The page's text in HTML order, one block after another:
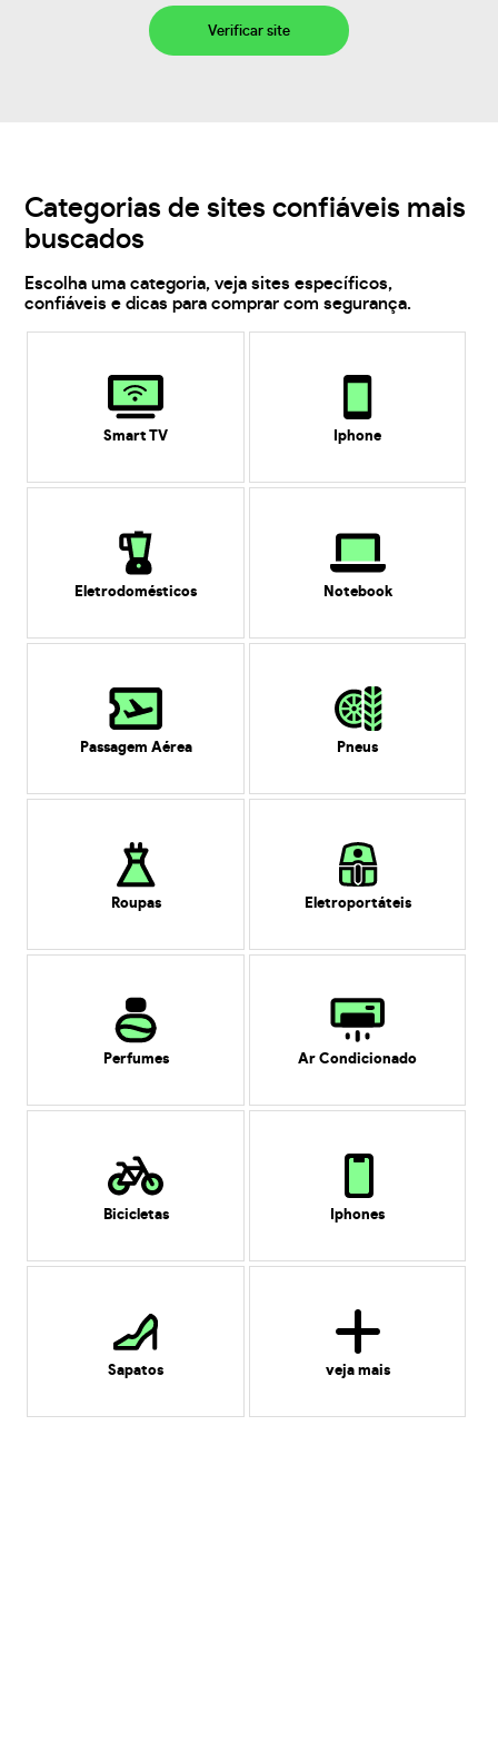
Verificar site
Categorias de sites confiáveis mais
buscados
Escolha uma categoria, veja sites específicos,
confiáveis e dicas para comprar com segurança.
Smart TV Iphone
Eletrodomésticos Notebook
Passagem Aérea Pneus
Roupas Eletroportáteis
Perfumes Ar Condicionado
Bicicletas Iphones
Sapatos veja mais